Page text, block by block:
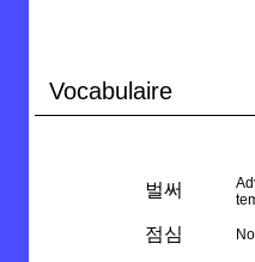
Vocabulaire
벌써
점심